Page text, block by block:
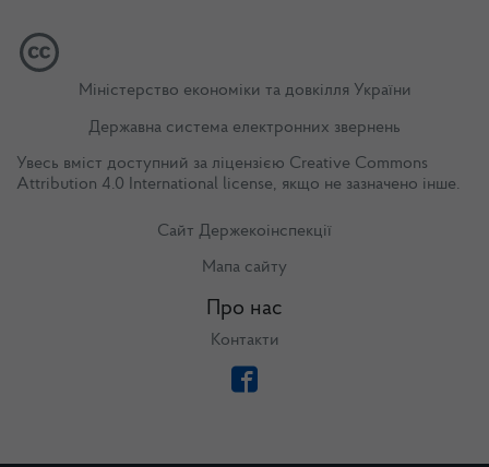
Міністерство економіки та довкілля України
Державна система електронних звернень
Увесь вміст доступний за ліцензією Creative Commons
Attribution 4.0 International license, якщо не зазначено інше.
Сайт Держекоінспекції
Мапа сайту
Про нас
Контакти